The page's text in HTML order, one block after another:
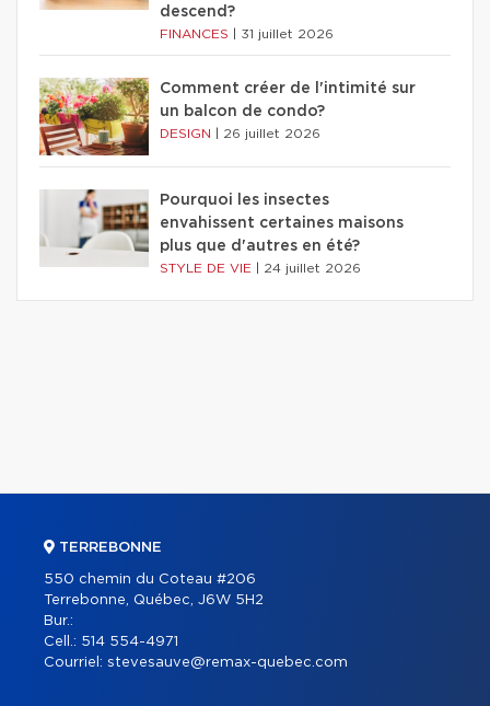
descend?
FINANCES 31 juillet 2026
Comment créer de l'intimité sur
un balcon de condo?
DESIGN 26 juillet 2026
Pourquoi les insectes
envahissent certaines maisons
plus que d'autres en été?
STYLE DE VIE 24 juillet 2026
TERREBONNE
550 chemin du Coteau #206
Terrebonne, Québec, J6W 5H2
Bur.:
Cell.: 514 554-4971
Courriel: stevesauve@remax-quebec.com